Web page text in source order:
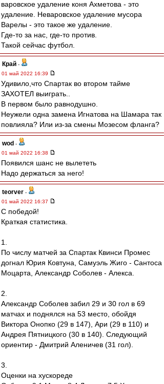
варовское удаление коня Ахметова - это
удаление. Неваровское удаление мусора
Варелы - это такое же удаление.
Где-то за нас, где-то против.
Такой сейчас футбол.
Край -
01 май 2022 16:39
Удивило,что Спартак во втором тайме
ЗАХОТЕЛ выиграть..
В первом было равнодушно.
Неужели одна замена Игнатова на Шамара так
повлияла? Или из-за смены Мозесом фланга?
wod -
01 май 2022 16:38
Появился шанс не вылететь
Надо держаться за него!
teorver -
01 май 2022 16:37
С победой!
Краткая статистика.
1.
По числу матчей за Спартак Квинси Промес
догнал Юрия Ковтуна, Самуэль Жиго - Сантоса
Моцарта, Александр Соболев - Алекса.
2.
Александр Соболев забил 29 и 30 гол в 69
матчах и поднялся на 53 место, обойдя
Виктора Онопко (29 в 147), Ари (29 в 110) и
Андрея Пятницкого (30 в 140). Следующий
ориентир - Дмитрий Аленичев (31 гол).
3.
Оценки на хускореде